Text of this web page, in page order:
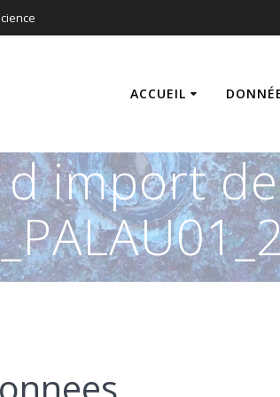
ACCUEIL
d import